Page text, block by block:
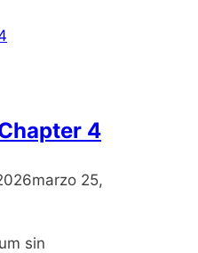
4
marzo 25,
sin